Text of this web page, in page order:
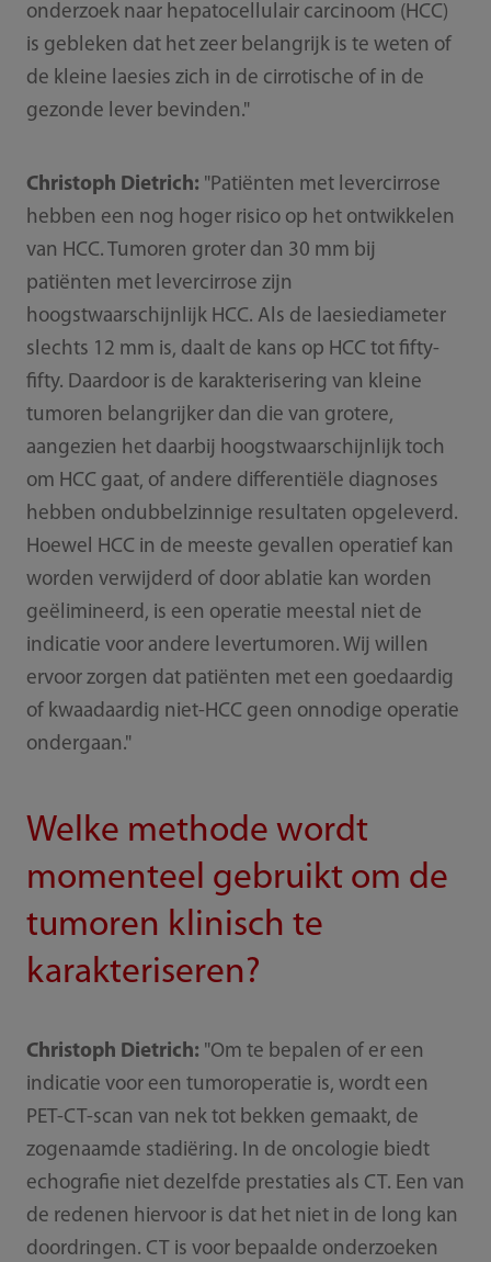
onderzoek naar hepatocellulair carcinoom (HCC)
is gebleken dat het zeer belangrijk is te weten of
de kleine laesies zich in de cirrotische of in de
gezonde lever bevinden."
Christoph Dietrich: "Patiënten met levercirrose
hebben een nog hoger risico op het ontwikkelen
van HCC. Tumoren groter dan 30 mm bij
patiënten met levercirrose zijn
hoogstwaarschijnlijk HCC. Als de laesiediameter
slechts 12 mm is, daalt de kans op HCC tot fifty-
fifty. Daardoor is de karakterisering van kleine
tumoren belangrijker dan die van grotere,
aangezien het daarbij hoogstwaarschijnlijk toch
om HCC gaat, of andere differentiële diagnoses
hebben ondubbelzinnige resultaten opgeleverd.
Hoewel HCC in de meeste gevallen operatief kan
worden verwijderd of door ablatie kan worden
geëlimineerd, is een operatie meestal niet de
indicatie voor andere levertumoren. Wij willen
ervoor zorgen dat patiënten met een goedaardig
of kwaadaardig niet-HCC geen onnodige operatie
ondergaan."
Welke methode wordt
momenteel gebruikt om de
tumoren klinisch te
karakteriseren?
Christoph Dietrich: "Om te bepalen of er een
indicatie voor een tumoroperatie is, wordt een
PET-CT-scan van nek tot bekken gemaakt, de
zogenaamde stadiëring. In de oncologie biedt
echografie niet dezelfde prestaties als CT. Een van
de redenen hiervoor is dat het niet in de long kan
doordringen. CT is voor bepaalde onderzoeken